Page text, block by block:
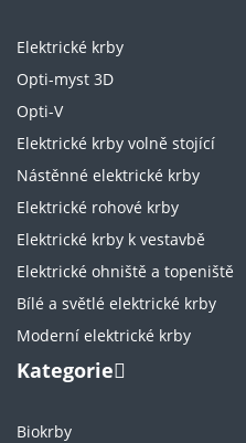
Elektrické krby
Opti-myst 3D
Opti-V
Elektrické krby volně stojící
Nástěnné elektrické krby
Elektrické rohové krby
Elektrické krby k vestavbě
Elektrické ohniště a topeniště
Bílé a světlé elektrické krby
Moderní elektrické krby
Kategorie
Biokrby